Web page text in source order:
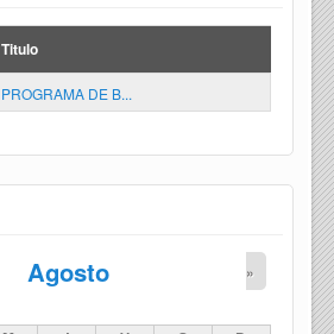
Titulo
PROGRAMA DE B...
Agosto »